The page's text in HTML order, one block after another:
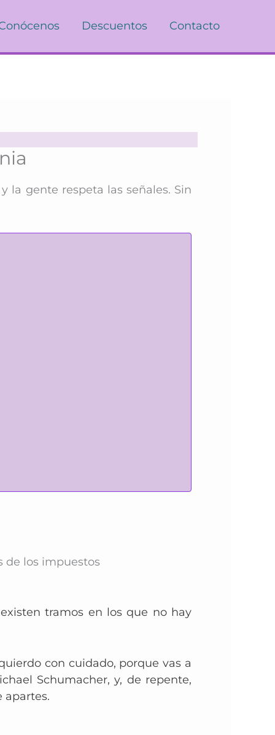
Descuentos Contacto
la gente respeta las señales. Sin
de los impuestos
tramos en los que no hay
con cuidado, porque vas a
Schumacher, y, de repente,
apartes.